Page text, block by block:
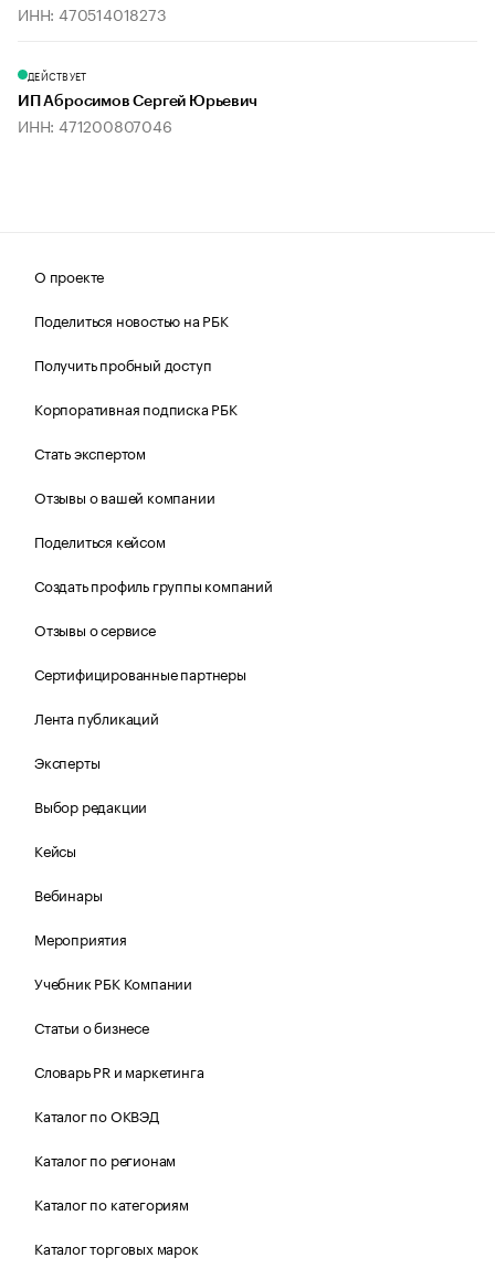
ИНН: 470514018273
ДЕЙСТВУЕТ
ИП Абросимов Сергей Юрьевич
ИНН: 471200807046
О проекте
Поделиться новостью на РБК
Получить пробный доступ
Корпоративная подписка РБК
Стать экспертом
Отзывы о вашей компании
Поделиться кейсом
Создать профиль группы компаний
Отзывы о сервисе
Сертифицированные партнеры
Лента публикаций
Эксперты
Выбор редакции
Кейсы
Вебинары
Мероприятия
Учебник РБК Компании
Статьи о бизнесе
Словарь PR и маркетинга
Каталог по ОКВЭД
Каталог по регионам
Каталог по категориям
Каталог торговых марок